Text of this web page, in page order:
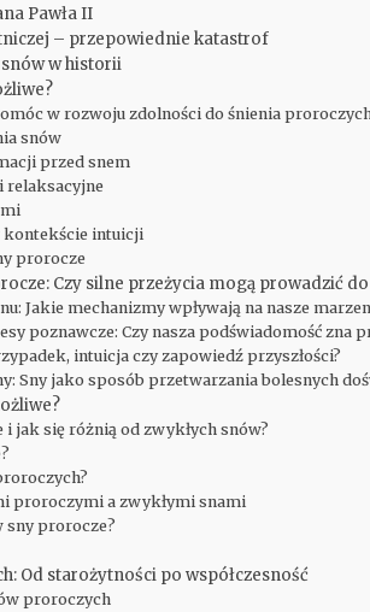
Pawła II
– przepowiednie katastrof
w historii
w rozwoju zdolności do śnienia
snów
przed snem
relaksacyjne
kontekście intuicji
prorocze
Czy silne przeżycia mogą prowadzić
Jakie mechanizmy wpływają na nasze
poznawcze: Czy nasza podświadomość zna
intuicja czy zapowiedź przyszłości?
Sny jako sposób przetwarzania bolesnych
i jak się różnią od zwykłych snów?
proroczymi a zwykłymi snami
sny prorocze?
Od starożytności po współczesność
proroczych